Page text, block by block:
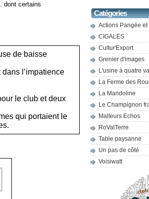
dont certains
de baisse
l’impatience
le club et deux
qui portaient le
Catégories
Actions Pangée et
CIGALES
Cultur'Export
Grenier d'images
L'usine à quatre
La Ferme des
La Mandoline
Le Champignon
Malteurs Echos
RoValTerre
Table paysanne
Un pas de côté
Voisiwatt